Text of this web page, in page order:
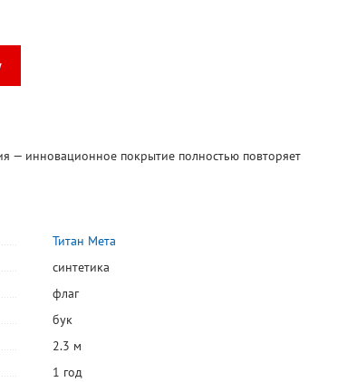
— инновационное покрытие полностью повторяет
Титан Мета
синтетика
флаг
бук
2.3 м
1 год